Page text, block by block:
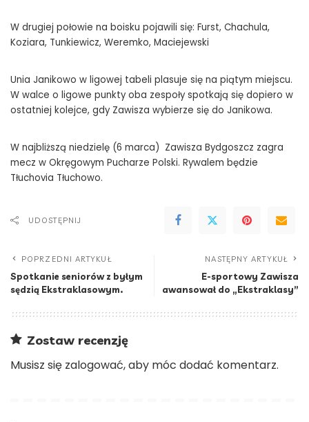
W drugiej połowie na boisku pojawili się: Furst, Chachula,
Koziara, Tunkiewicz, Weremko, Maciejewski
Unia Janikowo w ligowej tabeli plasuje się na piątym miejscu.
W walce o ligowe punkty oba zespoły spotkają się dopiero w
ostatniej kolejce, gdy Zawisza wybierze się do Janikowa.
W najbliższą niedzielę (6 marca) Zawisza Bydgoszcz zagra
mecz w Okręgowym Pucharze Polski. Rywalem będzie
Tłuchovia Tłuchowo.
UDOSTĘPNIJ
POPRZEDNI ARTYKUŁ
Spotkanie seniorów z byłym
sędzią Ekstraklasowym.
NASTĘPNY ARTYKUŁ
E-sportowy Zawisza
awansował do „Ekstraklasy”
Zostaw recenzję
Musisz się zalogować, aby móc dodać komentarz.